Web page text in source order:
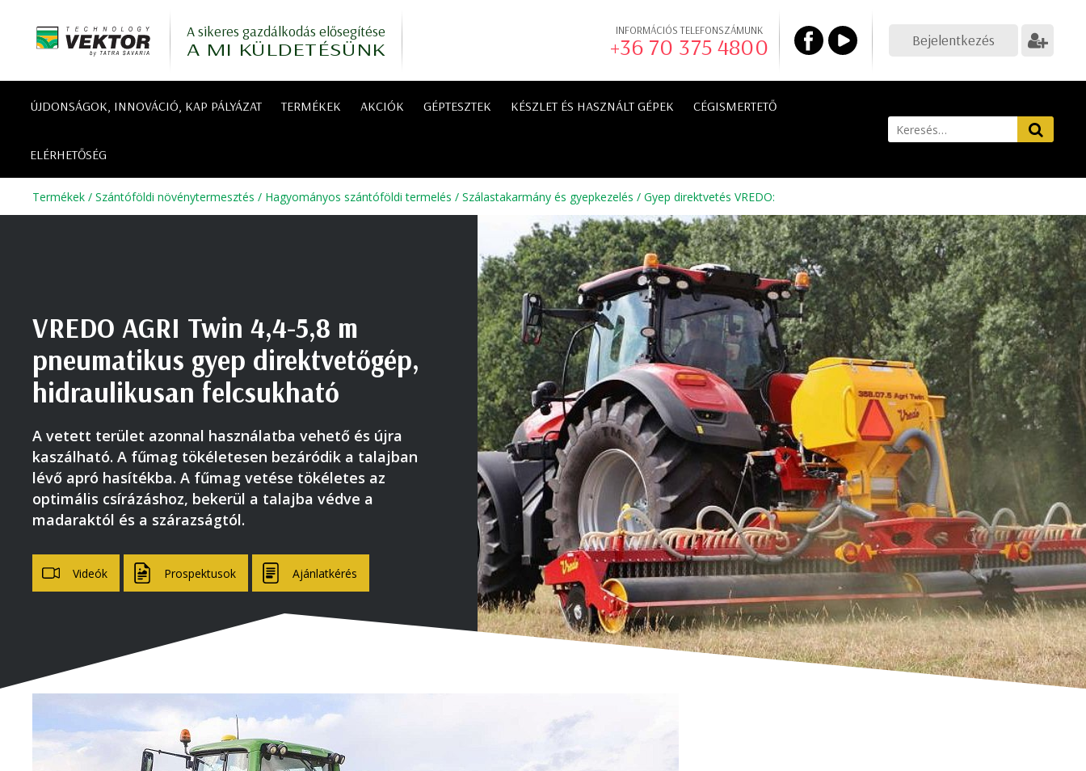
A sikeres gazdálkodás elősegítése
A MI KÜLDETÉSÜNK
INFORMÁCIÓS TELEFONSZÁMUNK
+36 70 375 4800 Bejelentkezés
ÚJDONSÁGOK, INNOVÁCIÓ, KAP PÁLYÁZAT TERMÉKEK AKCIÓK GÉPTESZTEK KÉSZLET ÉS HASZNÁLT GÉPEK CÉGISMERTETŐ
ELÉRHETŐSÉG
Termékek / Szántóföldi növénytermesztés / Hagyományos szántóföldi termelés / Szálastakarmány és gyepkezelés / Gyep direktvetés VREDO:
VREDO AGRI Twin 4,4-5,8 m
pneumatikus gyep direktvetőgép,
hidraulikusan felcsukható
A vetett terület azonnal használatba vehető és újra
kaszálható. A fűmag tökéletesen bezáródik a talajban
lévő apró hasítékba. A fűmag vetése tökéletes az
optimális csírázáshoz, bekerül a talajba védve a
madaraktól és a szárazságtól.
Videók Prospektusok Ajánlatkérés